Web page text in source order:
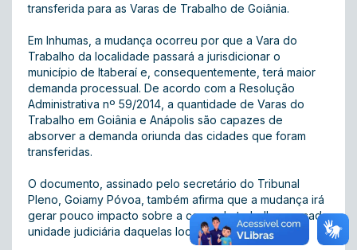
transferida para as Varas de Trabalho de Goiânia.
Em Inhumas, a mudança ocorreu por que a Vara do
Trabalho da localidade passará a jurisdicionar o
município de Itaberaí e, consequentemente, terá maior
demanda processual. De acordo com a Resolução
Administrativa nº 59/2014, a quantidade de Varas do
Trabalho em Goiânia e Anápolis são capazes de
absorver a demanda oriunda das cidades que foram
transferidas.
O documento, assinado pelo secretário do Tribunal
Pleno, Goiamy Póvoa, também afirma que a mudança irá
gerar pouco impacto sobre a carga de trabalho em cada
unidade judiciária daquelas localidades.